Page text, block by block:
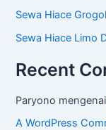
Sewa Hiace
Sewa Hiace Limo
Recent
Paryono mengenai
A WordPress